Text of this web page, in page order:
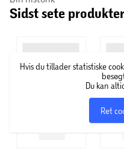
Højde armlæn: 15
Sædedybde: 50
Højde fra gulv til
B: 78 x H: 90 x D: 80
Sidst sete produkter
Hvis du tillader statistiske
Du kan
Ret